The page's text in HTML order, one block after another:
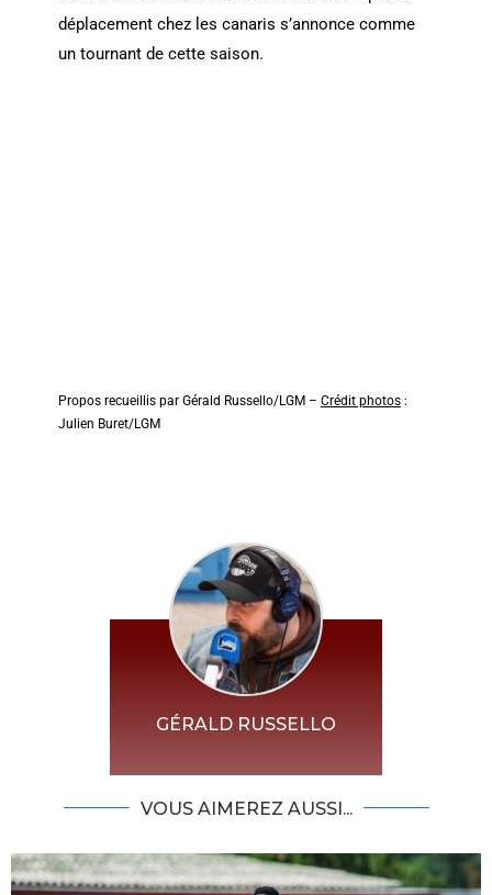
déplacement chez les canaris s’annonce comme
un tournant de cette saison.
Propos recueillis par Gérald Russello/LGM – Crédit photos:
Julien Buret/LGM
GÉRALD RUSSELLO
VOUS AIMEREZ AUSSI...